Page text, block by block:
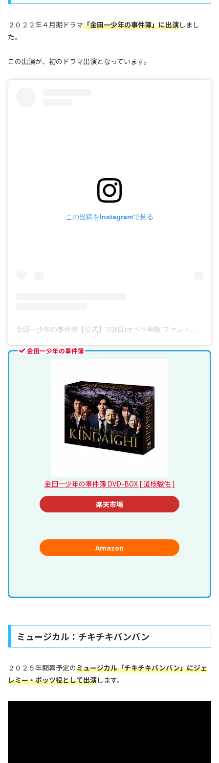
２０２２年４月期ドラマ「金田一少年の事件簿」に出演しまし
た。
この出演が、初のドラマ出演となっています。
この投稿をInstagramで見る
金田一少年の事件簿
金田一少年の事件簿 DVD-BOX [ 道枝駿佑 ]
楽天市場
Amazon
ミュージカル：チキチキバンバン
２０２５年開幕予定のミュージカル「チキチキバンバン」にジェ
レミー・ポッツ役として出演します。